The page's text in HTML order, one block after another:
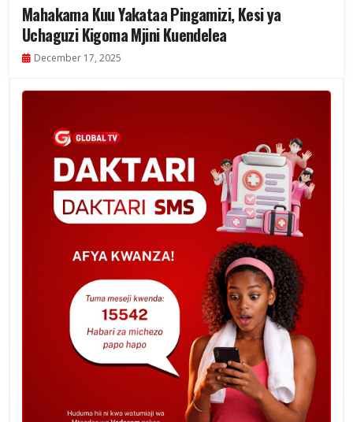
Mahakama Kuu Yakataa Pingamizi, Kesi ya
Uchaguzi Kigoma Mjini Kuendelea
December 17, 2025